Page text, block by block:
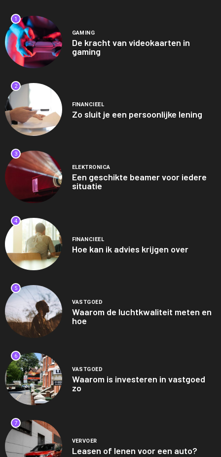
1
GAMING
De kracht van videokaarten in
gaming
2
FINANCIEEL
Zo sluit je een persoonlijke lening
3
ELEKTRONICA
Een geschikte beamer voor iedere
situatie
4
FINANCIEEL
Hoe kan ik advies krijgen over
5
VASTGOED
Waarom de luchtkwaliteit meten en
hoe
6
VASTGOED
Waarom is investeren in vastgoed
zo
7
VERVOER
Leasen of lenen voor een auto?